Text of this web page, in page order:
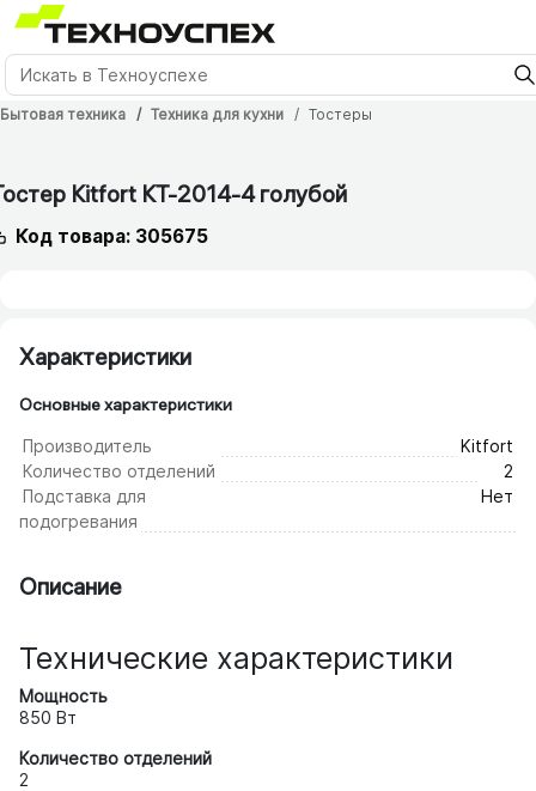
Бытовая техника Техника для кухни Тостеры
Kitfort КТ-2014-4 голубой
Код товара: 305675
Характеристики
Основные характеристики
Производитель
Kitfort
Количество отделений
2
Подставка для
подогревания
Нет
Описание
Технические характеристики
Мощность
850 Вт
Количество отделений
2